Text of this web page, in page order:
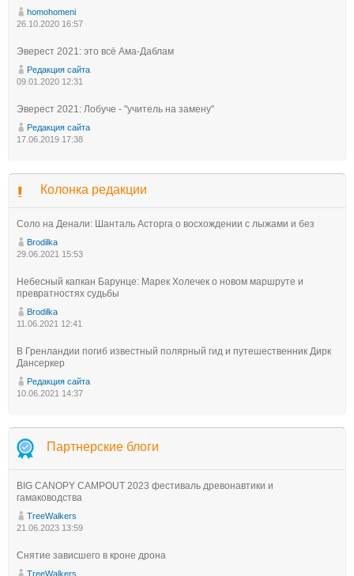
homohomeni
26.10.2020 16:57
Эверест 2021: это всё Ама-Даблам
Редакция сайта
09.01.2020 12:31
Эверест 2021: Лобуче - "учитель на замену"
Редакция сайта
17.06.2019 17:38
Колонка редакции
Соло на Денали: Шанталь Асторга о восхождении с лыжами и без
Brodilka
29.06.2021 15:53
Небесный капкан Барунце: Марек Холечек о новом маршруте и
превратностях судьбы
Brodilka
11.06.2021 12:41
В Гренландии погиб известный полярный гид и путешественник Дирк
Дансеркер
Редакция сайта
10.06.2021 14:37
Партнерские блоги
BIG CANOPY CAMPOUT 2023 фестиваль древонавтики и
гамаководства
TreeWalkers
21.06.2023 13:59
Снятие зависшего в кроне дрона
TreeWalkers